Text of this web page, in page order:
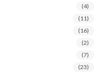
(4)
(11)
(16)
(2)
(7)
(23)